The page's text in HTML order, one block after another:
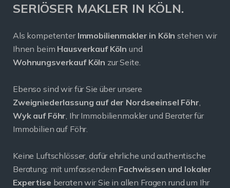
SERIÖSER MAKLER IN KÖLN.
Als kompetenter Immobilienmakler in Köln stehen wir
Ihnen beim Hausverkauf Köln und
Wohnungsverkauf Köln zur Seite.
Ebenso sind wir für Sie über unsere
Zweigniederlassung auf der Nordseeinsel Föhr,
Wyk auf Föhr, Ihr Immobilienmakler und Berater für
Immobilien auf Föhr.
Keine Luftschlösser, dafür ehrliche und authentische
Beratung: mit umfassendem Fachwissen und lokaler
Expertise beraten wir Sie in allen Fragen rund um Ihr